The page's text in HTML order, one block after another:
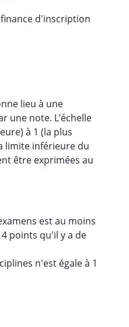
d'inscription
lieu à une
une note. L’échelle
à 1 (la plus
limite inférieure du
être exprimées au
est au moins
points qu'il y a de
n'est égale à 1